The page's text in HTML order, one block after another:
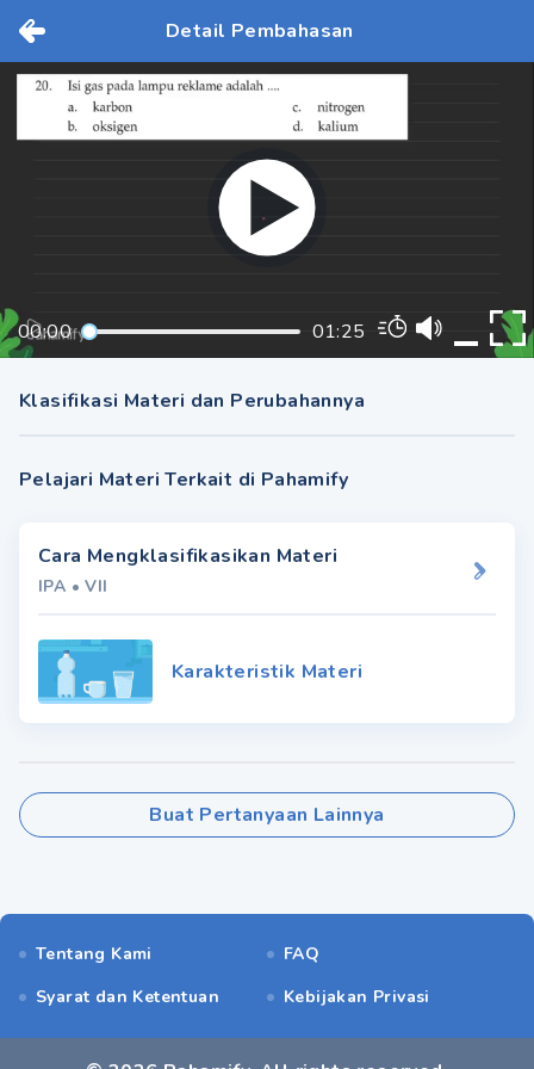
Detail Pembahasan
00:00 01:25
Klasifikasi Materi dan Perubahannya
Pelajari Materi Terkait di Pahamify
Cara Mengklasifikasikan Materi
IPA •VII
Karakteristik Materi
Buat Pertanyaan Lainnya
Tentang Kami
FAQ
Syarat dan Ketentuan
Kebijakan Privasi